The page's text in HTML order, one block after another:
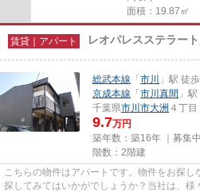
面積：19.87㎡
賃貸｜アパート レオパレスステラー
総武本線 「 市川
」駅 徒
京成本線 「 市川真間 」
千葉県市川市大洲 ４丁
9.7万円
築年数：築16年 ｜募集中
階数：2階建
こちらの物件はアパートです。物件をお探し
探してみてはいかがでしょうか？当社は、様